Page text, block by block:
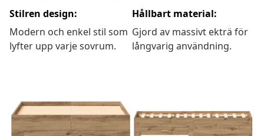
Stilren design:
Modern och enkel stil som
lyfter upp varje sovrum.
Hållbart material:
Gjord av massivt ekträ för
långvarig användning.